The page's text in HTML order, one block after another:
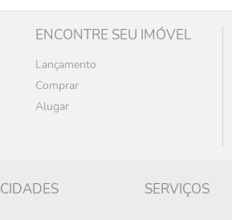
ENCONTRE SEU IMÓVEL
Lançamento
Comprar
Alugar
CIDADES SERVIÇOS